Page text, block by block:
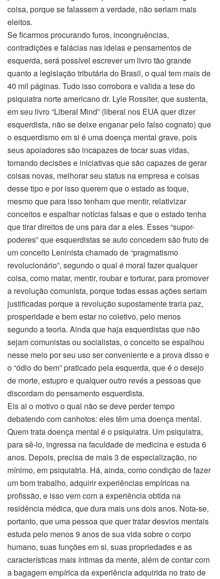
coisa, porque se falassem a verdade, não seriam mais
eleitos.
Se ficarmos procurando furos, incongruências,
contradições e falácias nas ideias e pensamentos de
esquerda, será possível escrever um livro tão grande
quanto a legislação tributária do Brasil, o qual tem mais de
40 mil páginas. Tudo isso corrobora e valida a tese do
psiquiatra norte americano dr. Lyle Rossiter, que sustenta,
em seu livro “Liberal Mind” (liberal nos EUA quer dizer
esquerdista, não se deixe enganar pelo falso cognato) que
o esquerdismo em si é uma doença mental grave, pois
seus apoiadores são incapazes de tocar suas vidas,
tomando decisões e iniciativas que são capazes de gerar
coisas novas, melhorar seu status na empresa e coisas
desse tipo e por isso querem que o estado as toque,
mesmo que para isso tenham que mentir, relativizar
conceitos e espalhar notícias falsas e que o estado tenha
que tirar direitos de uns para dar a eles. Esses “supor-
poderes” que esquerdistas se auto concedem são fruto de
um conceito Leninista chamado de “pragmatismo
revolucionário”, segundo o qual é moral fazer qualquer
coisa, como matar, mentir, roubar e torturar, para promover
a revolução comunista, porque todas essas ações seriam
justificadas porque a revolução supostamente traria paz,
prosperidade e bem estar no coletivo, pelo menos
segundo a teoria. Ainda que haja esquerdistas que não
sejam comunistas ou socialistas, o conceito se espalhou
nesse meio por seu uso ser conveniente e a prova disso e
o “ódio do bem” praticado pela esquerda, que é o desejo
de morte, estupro e qualquer outro revés a pessoas que
discordam do pensamento esquerdista.
Eis ai o motivo o qual não se deve perder tempo
debatendo com canhotos: eles têm uma doença mental.
Quem trata doença mental é o psiquiatra. Um psiquiatra,
para sê-lo, ingressa na faculdade de medicina e estuda 6
anos. Depois, precisa de mais 3 de especialização, no
mínimo, em psiquiatria. Há, ainda, como condição de fazer
um bom trabalho, adquirir experiências empíricas na
profissão, e isso vem com a experiência obtida na
residência médica, que dura mais uns dois anos. Nota-se,
portanto, que uma pessoa que quer tratar desvios mentais
estuda pelo menos 9 anos de sua vida sobre o corpo
humano, suas funções em si, suas propriedades e as
características mais íntimas da mente, além de contar com
a bagagem empírica da experiência adquirida no trato de